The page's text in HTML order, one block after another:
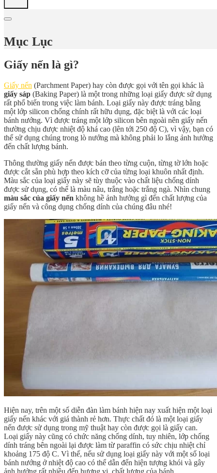
Mục Lục
Giấy nến là gì?
Giấy nến (Parchment Paper) hay còn được gọi với tên gọi khác là
giấy sáp (Baking Paper) là một trong những loại giấy được sử dụng
rất phổ biến trong việc làm bánh. Loại giấy này được tráng bằng
một lớp silicon chống chính rất hữu dụng, đặc biệt là với các loại
bánh nướng. Vì được tráng một lớp silicon bên ngoài nên giấy nến
thường chịu được nhiệt độ khá cao (lên tới 250 độ C), vì vậy, bạn có
thể sử dụng chúng trong lò nướng mà không phải lo lắng ảnh hưởng
đến chất lượng bánh.
Thông thường giấy nến được bán theo từng cuộn, từng tờ lớn hoặc
được cắt sẵn phù hợp theo kích cỡ của từng loại khuôn nhất định.
Màu sắc của loại giấy này sẽ tùy thuộc vào chất liệu chống dính
được sử dụng, có thể là màu nâu, trắng hoặc trắng ngà. Nhìn chung
màu sắc của giấy nến không hề ảnh hưởng gì đến chất lượng của
giấy nến và công dụng chống dính của chúng đâu nhé!
Hiện nay, trên một số diễn đàn làm bánh hiện nay xuất hiện một loại
giấy nến khác với giá thành rẻ hơn. Thực chất đó là một loại giấy
nến được sử dụng trong mỹ thuật hay còn được gọi là giấy can.
Loại giấy này cũng có chức năng chống dính, tuy nhiên, lớp chống
dính tráng bên ngoài lại được làm từ paraffin có sức chịu nhiệt chỉ
khoảng 175 độ C. Vì thế, nếu sử dụng loại giấy này với một số loại
bánh nướng ở nhiệt độ cao có thể dẫn đến hiện tượng khói và gây